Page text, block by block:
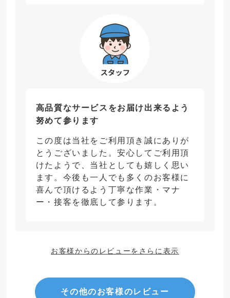
高品質なサービスをお届け出来るよう
努めて参ります
この度は当社をご利用頂き誠にありが
とうございました。安心してご利用頂
けたようで、当社としても嬉しく思い
ます。今後も一人でも多くのお客様に
喜んで頂けるよう丁寧な作業・マナ
ー・接客を徹底して参ります。
お客様からのレビューをさらに表示
その他のお客様のレビュー